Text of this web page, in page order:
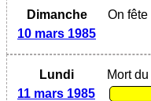
Dimanche
10 mars 1985
On
Lundi
11 mars 1985
Mort